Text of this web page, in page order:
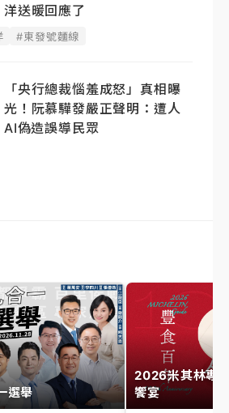
洋送暖回應了
#東發號麵線
「央行總裁惱羞成怒」真相曝
光！阮慕驊發嚴正聲明： 遭人
AI偽造誤導民眾
選舉
2026米其林專
饗宴